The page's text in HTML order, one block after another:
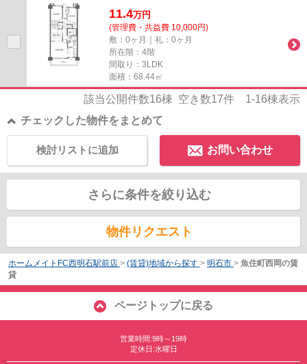
11.4万円
(管理費・共益費 10,000円)
敷：0ヶ月｜礼：0ヶ月
所在階：4階
間取り：3LDK
面積：68.44㎡
該当公開件数16棟 空き数17件 1-16棟表示
チェックした物件をまとめて
お問い合わせ
検討リストに追加
さらに条件を絞り込む
物件リクエスト
ホームメイトFC西明石駅前店 > (賃貸)地域から探す > 明石市 > 魚住町西岡の賃
貸
ページトップに戻る
営業時間:9時～19時
定休日:水曜日